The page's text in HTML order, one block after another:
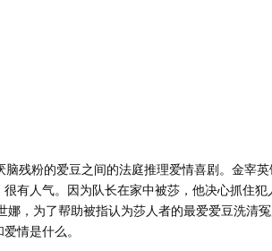
残粉的爱豆之间的法庭推理爱情喜剧。金宰
有人气。因为队长在家中被莎，他决心抓住
，为了帮助被指认为莎人者的最爱爱豆洗清
情是什么。